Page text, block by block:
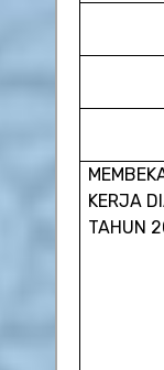
KERJA
TAHUN